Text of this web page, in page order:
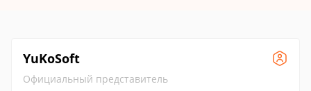
YuKoSoft
Официальный представитель